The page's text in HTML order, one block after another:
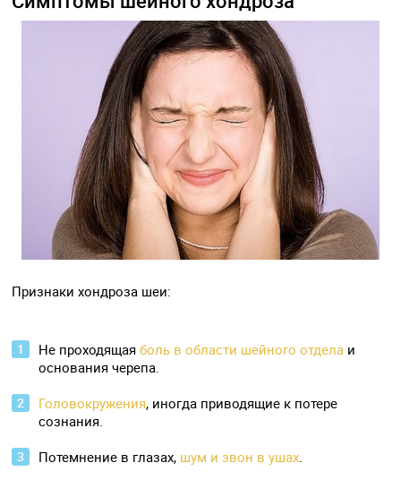
Признаки хондроза шеи:
Не проходящаяболь в области шейного отдела и
основания черепа.
Головокружения, иногда приводящие к потере
сознания.
Потемнение в глазах, шум и звон в ушах